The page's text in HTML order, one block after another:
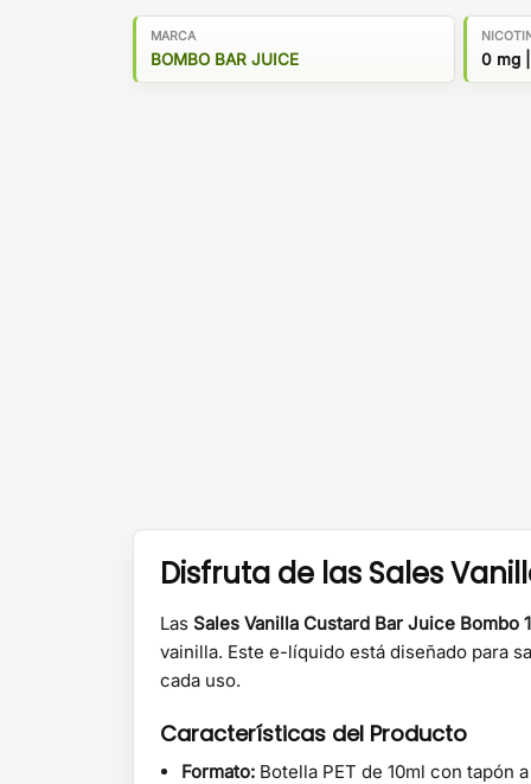
MARCA
BOMBO BAR JUICE 0 mg
Disfruta de las Sales
Las Sales Vanilla Custard Bar Juice Bombo
vainilla. Este e-líquido está diseñado para
cada uso.
Características del Producto
Formato: Botella PET de 10ml con tapón